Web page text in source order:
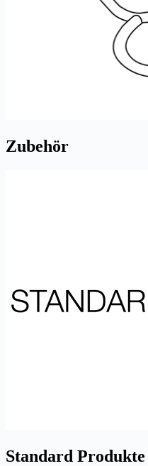
Zubehör
Standard Produkte